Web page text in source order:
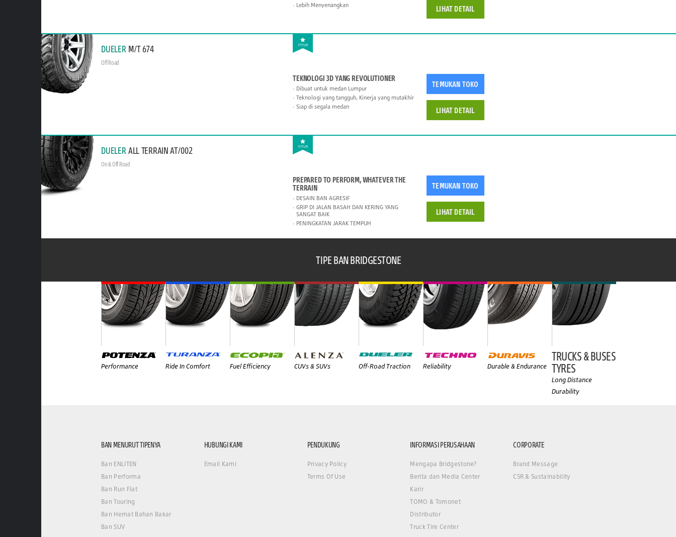
Lebih Menyenangkan
LIHAT DETAIL
FITUR
DUELER M/T 674
Off Road
TEKNOLOGI 3D YANG REVOLUTIONER
Dibuat untuk medan Lumpur
Teknologi yang tangguh, Kinerja yang mutakhir
Siap di segala medan
TEMUKAN TOKO
LIHAT DETAIL
FITUR
DUELER ALL TERRAIN AT/002
On & Off Road
PREPARED TO PERFORM, WHATEVER THE
TERRAIN
DESAIN BAN AGRESIF
GRIP DI JALAN BASAH DAN KERING YANG
SANGAT BAIK
PENINGKATAN JARAK TEMPUH
TEMUKAN TOKO
LIHAT DETAIL
TIPE BAN BRIDGESTONE
Performance Ride In Comfort Fuel Efficiency CUVs & SUVs Off-Road Traction Reliability Durable & Endurance
TRUCKS & BUSES
TYRES
Long Distance
Durability
BAN MENURUT TIPENYA
Ban ENLITEN
Ban Performa
Ban Run Flat
Ban Touring
Ban Hemat Bahan Bakar
Ban SUV
HUBUNGI KAMI
Email Kami
PENDUKUNG
Privacy Policy
Terms Of Use
INFORMASI PERUSAHAAN
Mengapa Bridgestone?
Berita dan Media Center
Karir
TOMO & Tomonet
Distributor
Truck Tire Center
CORPORATE
Brand Message
CSR & Sustainability